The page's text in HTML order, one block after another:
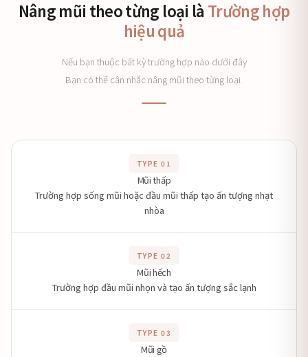
Nâng mũi theo từng loại là Trường hợp
hiệu quả
Nếu bạn thuộc bất kỳ trường hợp nào dưới đây
Bạn có thể cân nhắc nâng mũi theo từng loại.
TYPE 01
Mũi thấp
Trường hợp sống mũi hoặc đầu mũi thấp tạo ấn tượng nhạt
nhòa
TYPE 02
Mũi hếch
Trường hợp đầu mũi nhọn và tạo ấn tượng sắc lạnh
TYPE 03
Mũi gồ